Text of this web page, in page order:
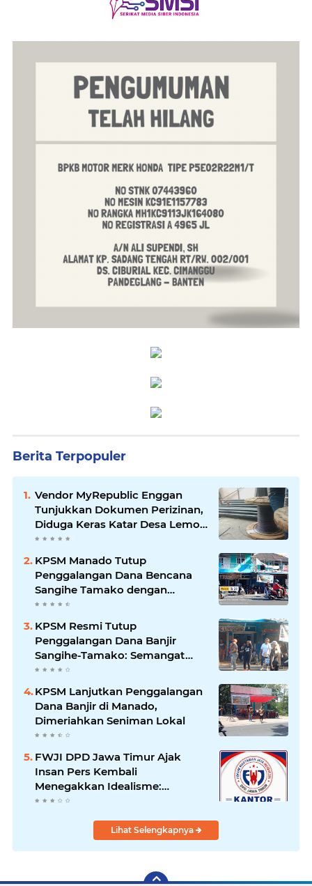
Berita Terpopuler
Vendor MyRepublic Enggan
Tunjukkan Dokumen Perizinan,
Diduga Keras Katar Desa Lemo
Disebut Handle Kordinasi
KPSM Manado Tutup
Penggalangan Dana Bencana
Sangihe Tamako dengan
Semangat Tinggi, Dihadiri
Banyak Seniman Ibu Kota
KPSM Resmi Tutup
Penggalangan Dana Banjir
Sangihe-Tamako: Semangat
Kebersamaan & Solidaritas
Tetap Terjaga
KPSM Lanjutkan Penggalangan
Dana Banjir di Manado,
Dimeriahkan Seniman Lokal
FWJI DPD Jawa Timur Ajak
Insan Pers Kembali
Menegakkan Idealisme:
"Menjadi Penulis Bukan
Lihat Selengkapnya